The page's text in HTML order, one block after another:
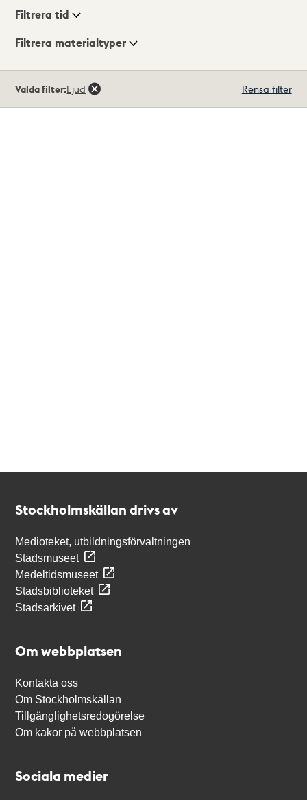
Visningsläge
Filtrera tid
Filtrera materialtyper
träffar
Valda filter:Ljud Rensa filter
Stockholmskällan drivs av
Medioteket, utbildningsförvaltningen
Stadsmuseet
Medeltidsmuseet
Stadsbiblioteket
Stadsarkivet
Om webbplatsen
Kontakta oss
Om Stockholmskällan
Tillgänglighetsredogörelse
Om kakor på webbplatsen
Sociala medier